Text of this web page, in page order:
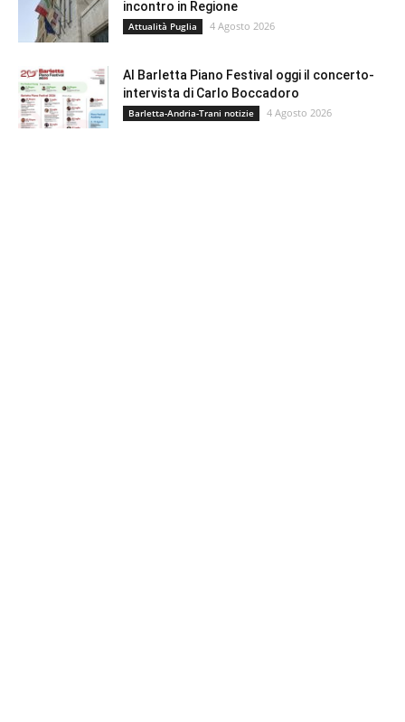
incontro in Regione
Attualità Puglia 4 Agosto 2026
Al Barletta Piano Festival oggi il concerto-
intervista di Carlo Boccadoro
Barletta-Andria-Trani notizie 4 Agosto 2026